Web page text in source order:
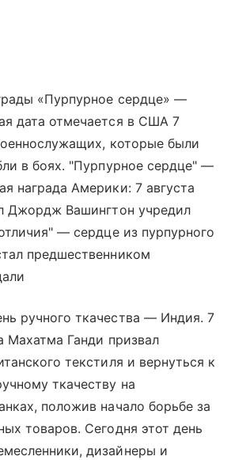
«Пурпурное сердце» —
дата отмечается в США 7
которые были
в боях. "Пурпурное сердце" —
награда Америки: 7 августа
Джордж Вашингтон учредил
— сердце из пурпурного
предшественником
ручного ткачества — Индия. 7
Махатма Ганди призвал
текстиля и вернуться к
ткачеству на
положив начало борьбе за
товаров. Сегодня этот день
дизайнеры и